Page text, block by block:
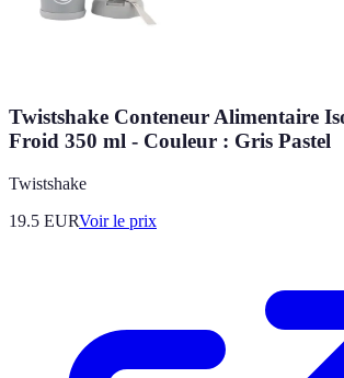
Twistshake Conteneur Alimentaire
Froid 350 ml - Couleur : Gris Pastel
Twistshake
19.5 EURVoir le prix